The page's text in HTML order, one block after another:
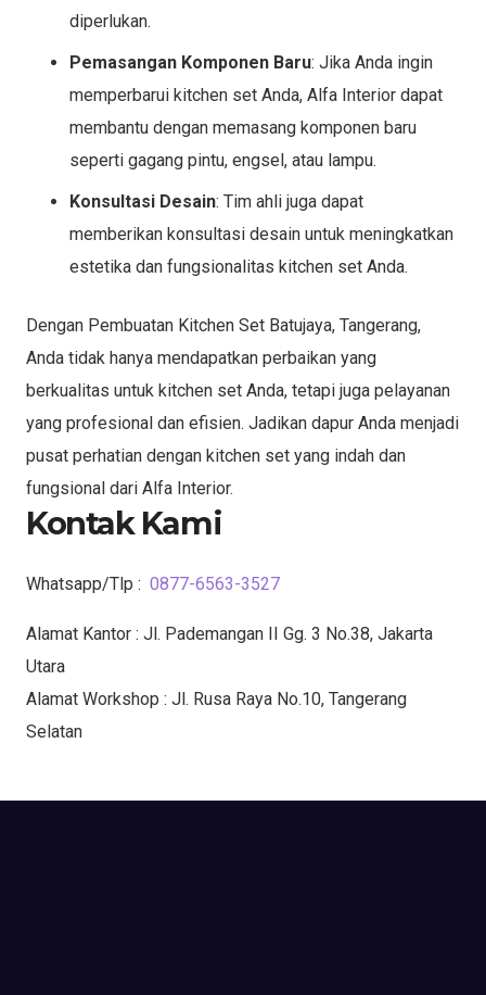
diperlukan.
Pemasangan Komponen Baru: Jika Anda ingin
memperbarui kitchen set Anda, Alfa Interior dapat
membantu dengan memasang komponen baru
seperti gagang pintu, engsel, atau lampu.
Konsultasi Desain: Tim ahli juga dapat
memberikan konsultasi desain untuk meningkatkan
estetika dan fungsionalitas kitchen set Anda.
Dengan Pembuatan Kitchen Set Batujaya, Tangerang,
Anda tidak hanya mendapatkan perbaikan yang
berkualitas untuk kitchen set Anda, tetapi juga pelayanan
yang profesional dan efisien. Jadikan dapur Anda menjadi
pusat perhatian dengan kitchen set yang indah dan
fungsional dari Alfa Interior.
Kontak Kami
Whatsapp/Tlp : 0877-6563-3527
Alamat Kantor : Jl. Pademangan II Gg. 3 No.38, Jakarta
Utara
Alamat Workshop : Jl. Rusa Raya No.10, Tangerang
Selatan